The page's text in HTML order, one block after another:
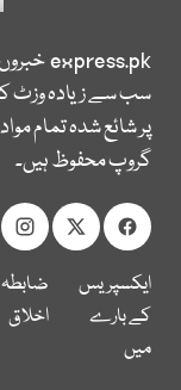
express.pk
سب سے زیادہ وزٹ
پر شائع شدہ تمام
گروپ محفوظ ہیں۔
ایکسپریس
کے بارے
میں
ضابطہ
اخلاق